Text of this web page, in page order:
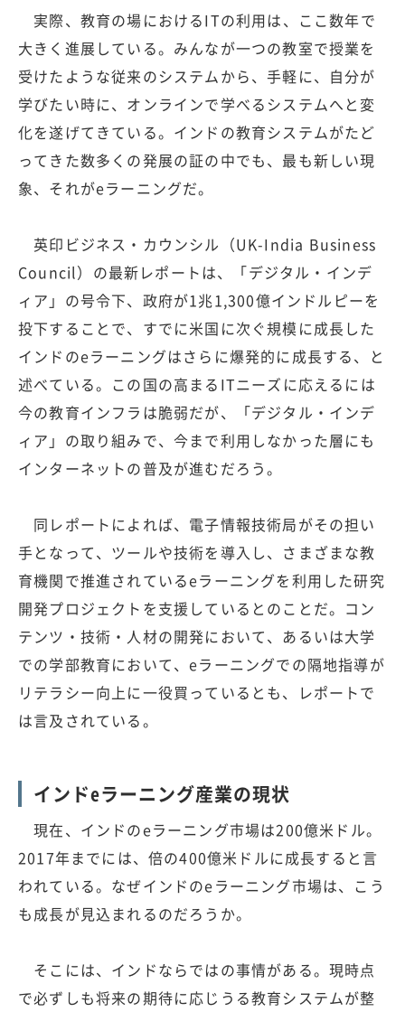
実際、教育の場におけるITの利用は、ここ数年で
大きく進展している。みんなが一つの教室で授業を
受けたような従来のシステムから、手軽に、自分が
学びたい時に、オンラインで学べるシステムへと変
化を遂げてきている。インドの教育システムがたど
ってきた数多くの発展の証の中でも、最も新しい現
象、それがeラーニングだ。
英印ビジネス・カウンシル（UK-India Business
Council）の最新レポートは、「デジタル・インデ
ィア」の号令下、政府が1兆1,300億インドルピーを
投下することで、すでに米国に次ぐ規模に成長した
インドのeラーニングはさらに爆発的に成長する、と
述べている。この国の高まるITニーズに応えるには
今の教育インフラは脆弱だが、「デジタル・インデ
ィア」の取り組みで、今まで利用しなかった層にも
インターネットの普及が進むだろう。
同レポートによれば、電子情報技術局がその担い
手となって、ツールや技術を導入し、さまざまな教
育機関で推進されているeラーニングを利用した研究
開発プロジェクトを支援しているとのことだ。コン
テンツ・技術・人材の開発において、あるいは大学
での学部教育において、eラーニングでの隔地指導が
リテラシー向上に一役買っているとも、レポートで
は言及されている。
インドeラーニング産業の現状
現在、インドのeラーニング市場は200億米ドル。
2017年までには、倍の400億米ドルに成長すると言
われている。なぜインドのeラーニング市場は、こう
も成長が見込まれるのだろうか。
そこには、インドならではの事情がある。現時点
で必ずしも将来の期待に応じうる教育システムが整